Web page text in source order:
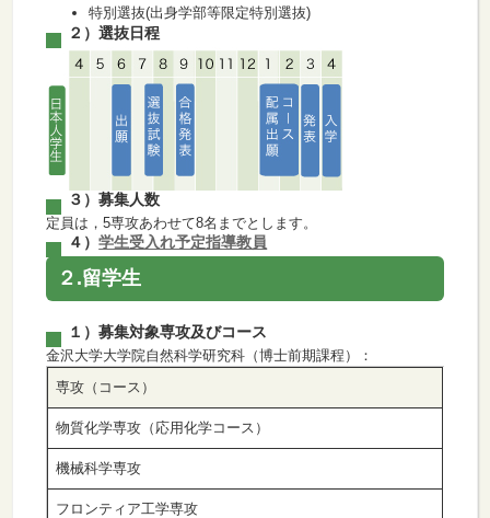
特別選抜(出身学部等限定特別選抜)
２）選抜日程
３）募集人数
定員は，5専攻あわせて8名までとします。
４）学生受入れ予定指導教員
２.留学生
１）募集対象専攻及びコース
金沢大学大学院自然科学研究科（博士前期課程）：
専攻（コース）
物質化学専攻（応用化学コース）
機械科学専攻
フロンティア工学専攻